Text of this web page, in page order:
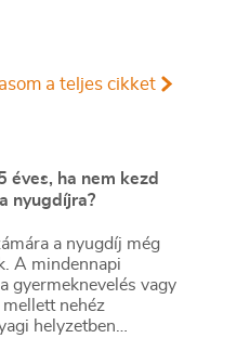
a teljes cikket
éves, ha nem kezd
nyugdíjra?
a nyugdíj még
A mindennapi
gyermeknevelés vagy
nehéz
helyzetben